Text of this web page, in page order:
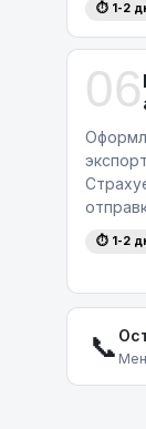
⏱ 1-2
06
⏱ 1-2
📞